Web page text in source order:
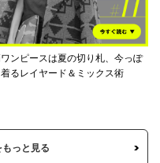
ンピースは夏の切り札、今っぽ
着るレイヤード＆ミックス術
もっと見る